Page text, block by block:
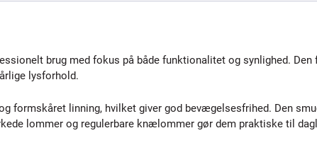
brug med fokus på både funktionalitet og synlighed.
lysforhold.
formskåret linning, hvilket giver god bevægelsesfrihed. Den
lommer og regulerbare knælommer gør dem praktiske til